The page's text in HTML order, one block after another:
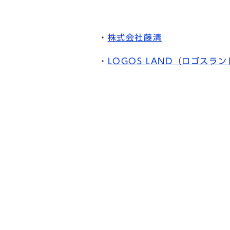
・ 株式会社藤清
・ LOGOS LAND（ロゴスラン